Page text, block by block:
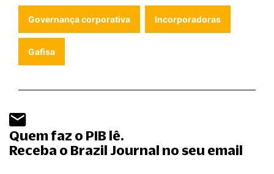
Governança corporativa Incorporadoras
Gafisa
Quem faz o PIB lê.
Receba o Brazil Journal no seu email